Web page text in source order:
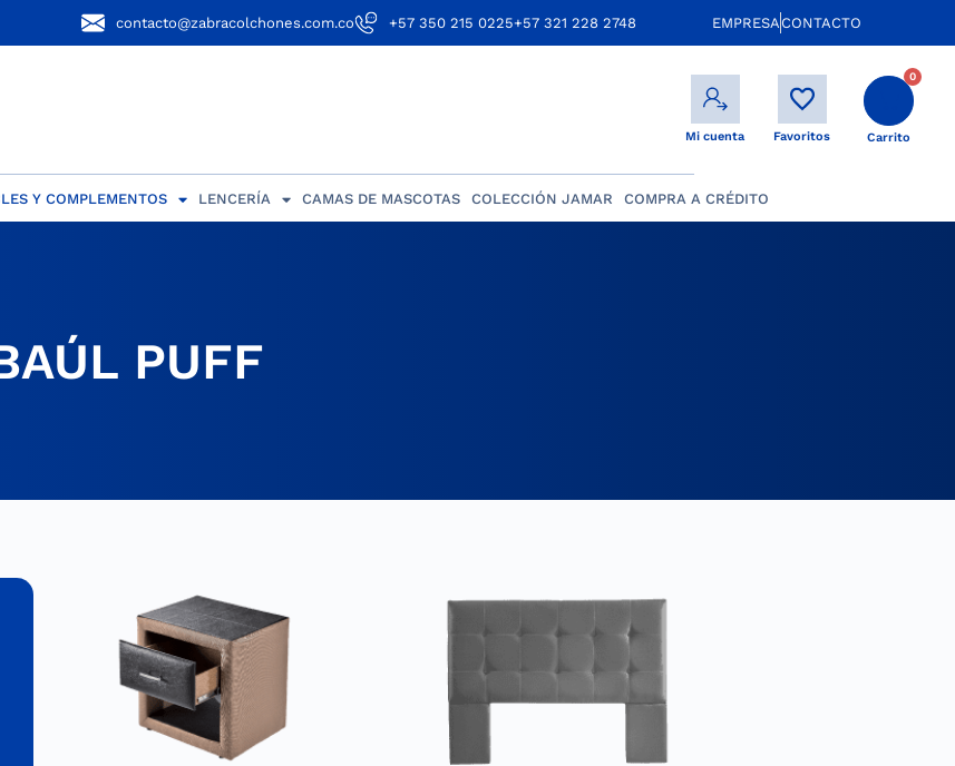
contacto@zabracolchones.com.co +57 350 215 0225+57 321 228 2748 EMPRESA CONTACTO
Mi cuenta Favoritos
0
Carrito
Y COMPLEMENTOS LENCERÍA CAMAS DE MASCOTAS COLECCIÓN JAMAR COMPRA A CRÉDITO
PUFF